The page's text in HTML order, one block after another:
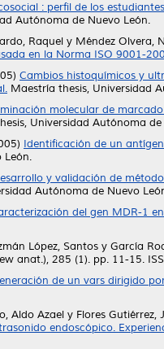
: perfil de los
Autónoma de Nuevo León.
Raquel y Méndez Olvera,
en la Norma ISO 9001-
Cambios histoquímicos y
Maestría thesis, Universidad
molecular de
Universidad Autónoma de
Identificación de un
León.
y validación de
Autónoma de Nuevo
del gen MDR-1
López, Santos y García
anat.), 285 (1). pp. 11-15.
de un vars dirigido
Aldo Azael y Flores Gutiérrez,
endoscópico.